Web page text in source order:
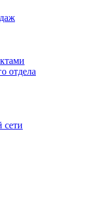
отдела
сети